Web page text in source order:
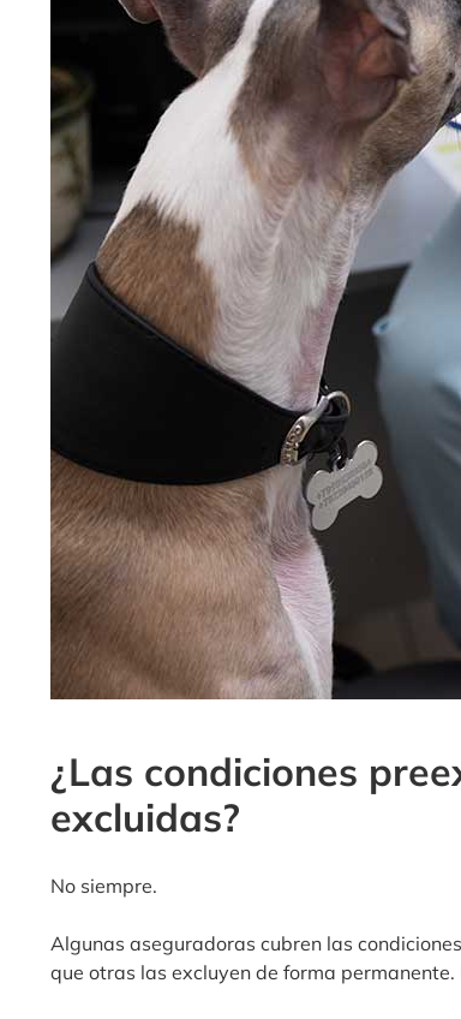
¿Las condiciones
excluidas?
No siempre.
Algunas aseguradoras cubren las
que otras las excluyen de forma